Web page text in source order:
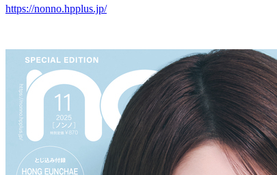
https://nonno.hpplus.jp/